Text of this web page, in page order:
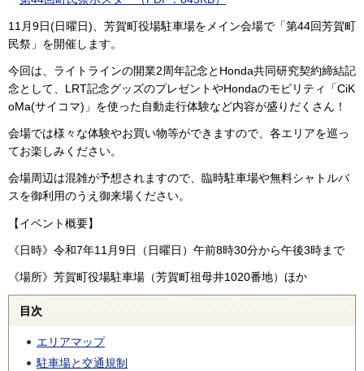
11月9日(日曜日)、芳賀町役場駐車場をメイン会場で「第44回芳賀町
民祭」を開催します。
今回は、ライトラインの開業2周年記念とHonda共同研究契約締結記
念として、LRT記念グッズのプレゼントやHondaのモビリティ「CiK
oMa(サイコマ)」を使った自動走行体験など内容が盛りだくさん！
会場では様々な体験やお買い物等ができますので、各エリアを巡っ
てお楽しみください。
会場周辺は混雑が予想されますので、臨時駐車場や無料シャトルバ
スを御利用のうえ御来場ください。
【イベント概要】
《日時》令和7年11月9日（日曜日）午前8時30分から午後3時まで
《場所》芳賀町役場駐車場（芳賀町祖母井1020番地）ほか
目次
エリアマップ
駐車場と交通規制